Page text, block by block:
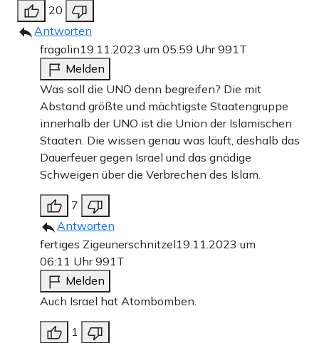
20
Antworten
fragolin19.11.2023 um 05:59 Uhr991T
Melden
Was soll die UNO denn begreifen? Die mit
Abstand größte und mächtigste Staatengruppe
innerhalb der UNO ist die Union der Islamischen
Staaten. Die wissen genau was läuft, deshalb das
Dauerfeuer gegen Israel und das gnädige
Schweigen über die Verbrechen des Islam.
7
Antworten
fertiges Zigeunerschnitzel19.11.2023 um
06:11 Uhr991T
Melden
Auch Israel hat Atombomben.
1